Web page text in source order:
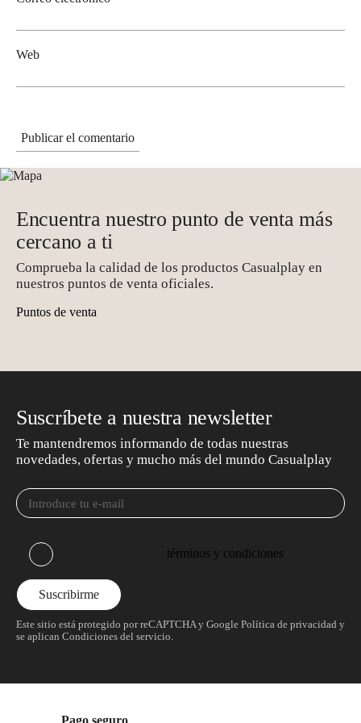
Web
Encuentra nuestro punto de venta más
cercano a ti
Comprueba la calidad de los productos Casualplay en
nuestros puntos de venta oficiales.
Puntos de venta
Suscríbete a nuestra newsletter
Te mantendremos informando de todas nuestras
novedades, ofertas y mucho más del mundo Casualplay
términos y condiciones
Este sitio está protegido por reCAPTCHA y Google Política de privacidad y
se aplican Condiciones del servicio.
Pago seguro